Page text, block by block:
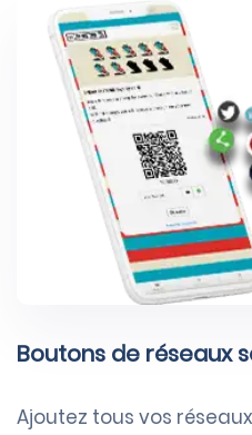
Boutons de réseaux
Ajoutez tous vos